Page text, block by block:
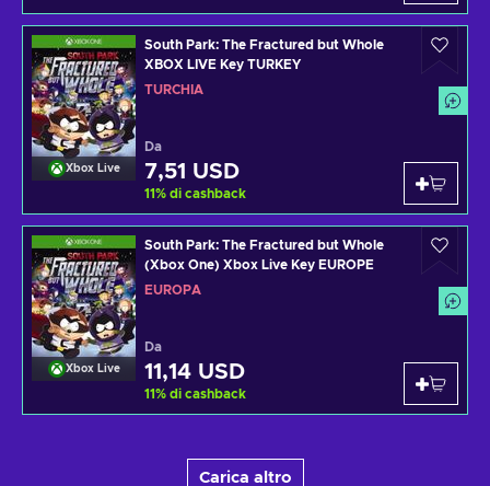
Xbox Live
South Park: The Fractured but Whole
XBOX LIVE Key TURKEY
TURCHIA
Da
7,51 USD
11% di cashback
Xbox Live
South Park: The Fractured but Whole
(Xbox One) Xbox Live Key EUROPE
EUROPA
Da
11,14 USD
11% di cashback
Carica altro